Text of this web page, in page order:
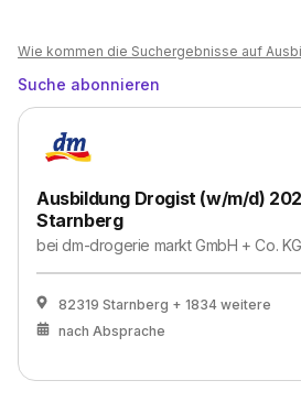
Wie kommen die Suchergebnisse auf
Suche abonnieren
Ausbildung Drogist (w/m/d)
Starnberg
beidm-drogerie markt GmbH + Co. KG
82319 Starnberg + 1834 weitere
nach Absprache